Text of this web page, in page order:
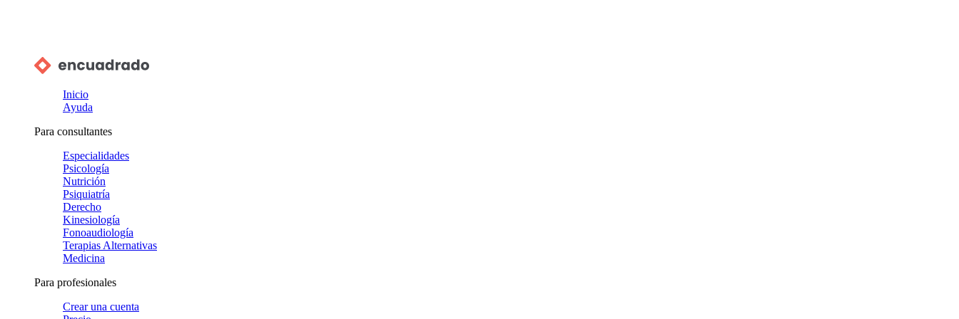
Inicio
Ayuda
Para consultantes
Especialidades
Psicología
Nutrición
Psiquiatría
Derecho
Kinesiología
Fonoaudiología
Terapias Alternativas
Medicina
Para profesionales
Crear una cuenta